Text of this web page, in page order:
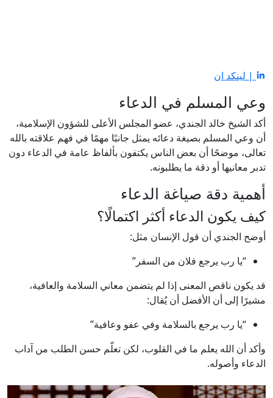
| لينكد ان
وعي المسلم في الدعاء
أكد الشيخ خالد الجندي، عضو المجلس الأعلى للشؤون الإسلامية،
أن وعي المسلم بصيغة دعائه يمثل جانبًا مهمًا في فهم علاقته بالله
تعالى، موضحًا أن بعض الناس يكتفون بألفاظ عامة في الدعاء دون
تدبر معانيها أو دقة ما يطلبونه.
أهمية دقة صياغة الدعاء
كيف يكون الدعاء أكثر اكتمالًا؟
أوضح الجندي أن قول الإنسان مثل:
“يا رب يرجع فلان من السفر”
قد يكون ناقص المعنى إذا لم يتضمن معاني السلامة والعافية،
مشيرًا إلى أن الأفضل أن يُقال:
“يا رب يرجع بالسلامة وفي عفو وعافية”
وأكد أن الله يعلم ما في القلوب، لكن تعلّم حسن الطلب من آداب
الدعاء وأصوله.